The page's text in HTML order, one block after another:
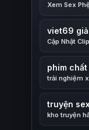
Xem Sex
viet69
Cập Nhật
phim
trải nghiệm
truyện
kho truyện